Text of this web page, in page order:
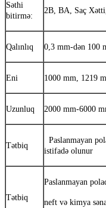
Səthi
bitirmə:
2B, BA, Saç
Qalınlıq 0,3 mm-dən 100
Eni 1000 mm, 1219
Uzunluq 2000 mm-6000
Tətbiq
Paslanmayan
istifadə olunur
Tətbiq
Paslanmayan
neft və kimya